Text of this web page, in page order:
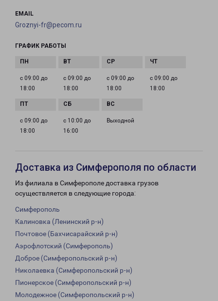
EMAIL
Groznyi-fr@pecom.ru
ГРАФИК РАБОТЫ
с 09:00 до
18:00
с 09:00 до
18:00
с 09:00 до
18:00
с 09:00 до
18:00
с 09:00 до
18:00
с 10:00 до
16:00
Выходной
Доставка из Симферополя по области
Из филиала в Симферополе доставка грузов
осуществляется в следующие города:
Симферополь
Калиновка (Ленинский р-н)
Почтовое (Бахчисарайский р-н)
Аэрофлотский (Симферополь)
Доброе (Симферопольский р-н)
Николаевка (Симферопольский р-н)
Пионерское (Симферопольский р-н)
Молодежное (Симферопольский р-н)